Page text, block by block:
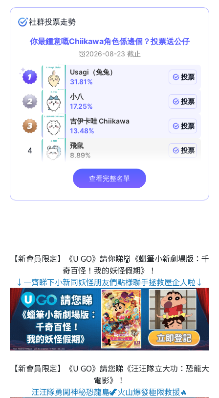
【新會員限定】《U GO》請你睇👹《蠟筆小新劇場版：千
奇百怪！我的妖怪假期》！
↓一齊睇下小新同妖怪朋友們點樣聯手拯救屋企人啦↓
【新會員限定】《U GO》請您睇《汪汪隊立大功：恐龍大
電影》！
汪汪隊勇闖神秘恐龍島🦖火山爆發極限救援🔥